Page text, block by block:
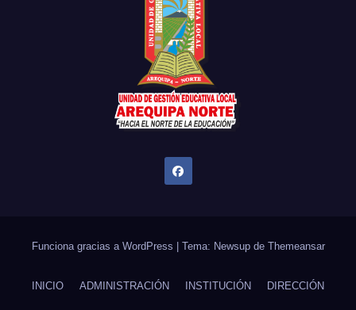
Funciona gracias a WordPress | Tema: Newsup de Themeansar
INICIO ADMINISTRACIÓN INSTITUCIÓN DIRECCIÓN